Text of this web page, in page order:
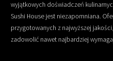
wyjątkowych doświadczeń
Sushi House jest niezapomniana.
przygotowanych z najwyższej
zadowolić nawet najbardziej